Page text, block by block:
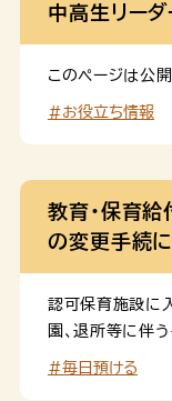
中高生リー
このページは公
#お役立ち情報
教育・保育給
の変更手続
認可保育施設に
園、退所等に伴
#毎日預ける